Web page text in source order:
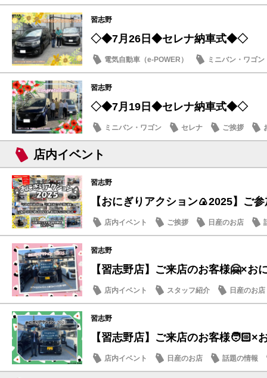
納車式
習志野
◇◆7月26日◆セレナ納車式◆◇
電気自動車（e-POWER）
ミニバン・ワゴン
納車式
習志野
◇◆7月19日◆セレナ納車式◆◇
ミニバン・ワゴン セレナ ご挨拶
店内イベント
習志野
【おにぎりアクション🍙2025】ご
店内イベント ご挨拶 日産のお店
習志野
【習志野店】ご来店のお客様🤗×お
店内イベント スタッフ紹介 日産のお店
習志野
【習志野店】ご来店のお客様🧑🏻×
店内イベント 日産のお店 話題の情報